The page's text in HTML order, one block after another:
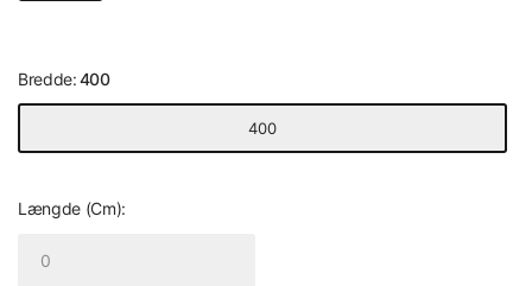
Bredde:400
400
Længde (Cm):